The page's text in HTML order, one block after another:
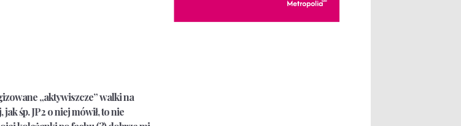
„aktywiszcze” walki na
śp. JP2 o niej mówił, to nie